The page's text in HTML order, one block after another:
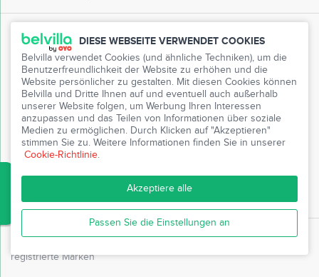
DIESE WEBSEITE VERWENDET COOKIES
Belvilla verwendet Cookies (und ähnliche Techniken), um die
Benutzerfreundlichkeit der Website zu erhöhen und die
Website persönlicher zu gestalten. Mit diesen Cookies können
Belvilla und Dritte Ihnen auf und eventuell auch außerhalb
unserer Website folgen, um Werbung Ihren Interessen
anzupassen und das Teilen von Informationen über soziale
Medien zu ermöglichen. Durch Klicken auf "Akzeptieren"
stimmen Sie zu. Weitere Informationen finden Sie in unserer
Cookie-Richtlinie.
Akzeptiere alle
Passen Sie die Einstellungen an
Kundendienst
FAQ
Kundenservice
Mein Belvilla
Presse
Freunde einladen
© Belvilla 1980 - 2026 ‘Belvilla’ und dasBelvilla-Logo sind
registrierte Marken